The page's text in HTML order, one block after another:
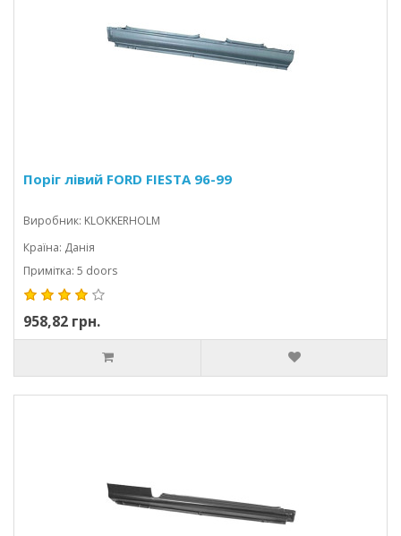
Поріг лівий FORD FIESTA 96-99
Виробник: KLOKKERHOLM
Країна: Данія
Примітка: 5 doors
958,82 грн.